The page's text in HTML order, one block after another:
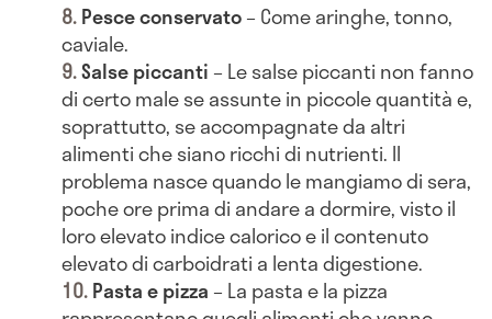
Pesce conservato– Come aringhe, tonno,
caviale.
Salse piccanti – Le salse piccanti non fanno
di certo male se assunte in piccole quantità e,
soprattutto, se accompagnate da altri
alimenti che siano ricchi di nutrienti. Il
problema nasce quando le mangiamo di sera,
poche ore prima di andare a dormire, visto il
loro elevato indice calorico e il contenuto
elevato di carboidrati a lenta digestione.
Pasta e pizza – La pasta e la pizza